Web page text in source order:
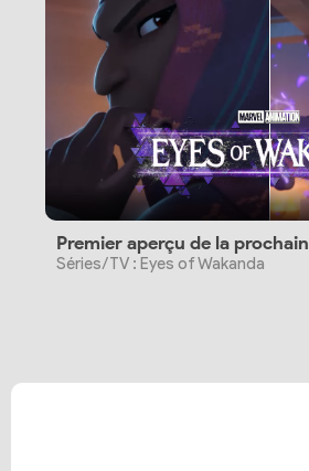
Séries/TV : Eyes of Wakanda